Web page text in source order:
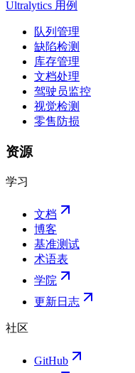
Ultralytics 用例
队列管理
缺陷检测
库存管理
文档处理
驾驶员监控
视觉检测
零售防损
资源
学习
文档
博客
基准测试
术语表
学院
更新日志
社区
GitHub